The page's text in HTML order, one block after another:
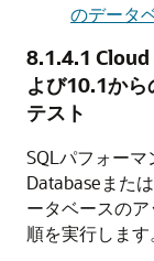
のデータ
8.1.4.1
よび10.1から
テスト
SQLパフォー
Databaseまた
ータベースの
順を実行します